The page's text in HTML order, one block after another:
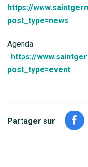
https://
post_type=news
Agenda
: https://
post_type=event
Partager sur